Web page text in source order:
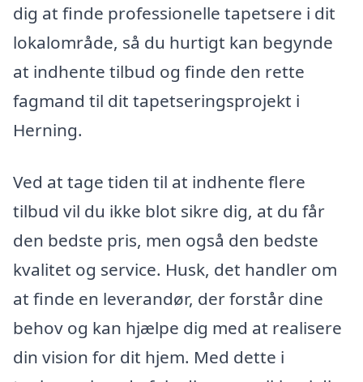
dig at finde professionelle tapetsere i dit
lokalområde, så du hurtigt kan begynde
at indhente tilbud og finde den rette
fagmand til dit tapetseringsprojekt i
Herning.
Ved at tage tiden til at indhente flere
tilbud vil du ikke blot sikre dig, at du får
den bedste pris, men også den bedste
kvalitet og service. Husk, det handler om
at finde en leverandør, der forstår dine
behov og kan hjælpe dig med at realisere
din vision for dit hjem. Med dette i